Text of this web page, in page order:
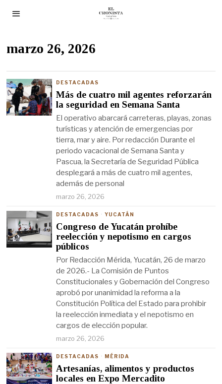
marzo 26, 2026
DESTACADAS
Más de cuatro mil agentes reforzarán
la seguridad en Semana Santa
El operativo abarcará carreteras, playas, zonas
turísticas y atención de emergencias por
tierra, mar y aire. Por redacción Durante el
periodo vacacional de Semana Santa y
Pascua, la Secretaría de Seguridad Pública
desplegará a más de cuatro mil agentes,
además de personal
marzo 26, 2026
DESTACADAS · YUCATÁN
Congreso de Yucatán prohíbe
reelección y nepotismo en cargos
públicos
Por Redacción Mérida, Yucatán, 26 de marzo
de 2026.- La Comisión de Puntos
Constitucionales y Gobernación del Congreso
aprobó por unanimidad la reforma a la
Constitución Política del Estado para prohibir
la reelección inmediata y el nepotismo en
cargos de elección popular.
marzo 26, 2026
DESTACADAS · MÉRIDA
Artesanías, alimentos y productos
locales en Expo Mercadito